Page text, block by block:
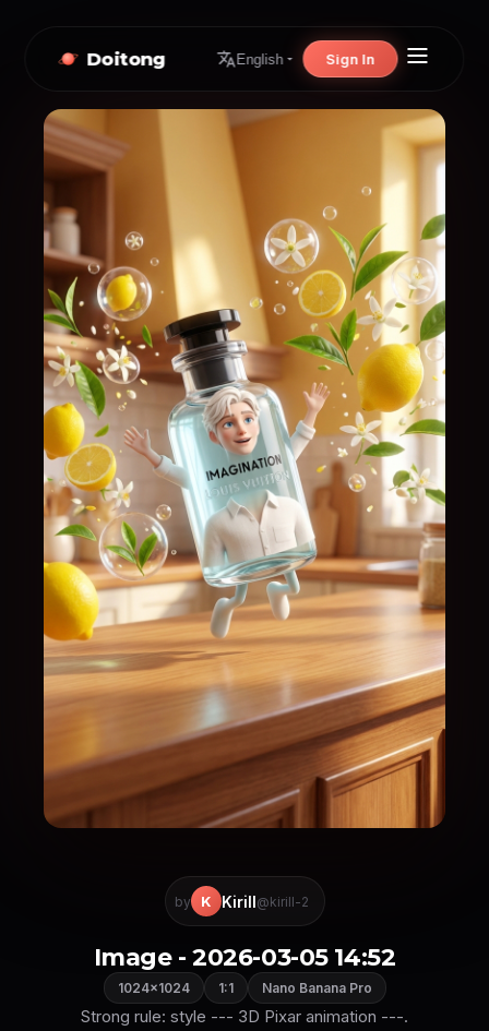
Doitong English Sign In
by K Kirill@kirill-2
Image - 2026-03-05 14:52
1024×1024 1:1 Nano Banana Pro
Strong rule: style --- 3D Pixar animation ---.